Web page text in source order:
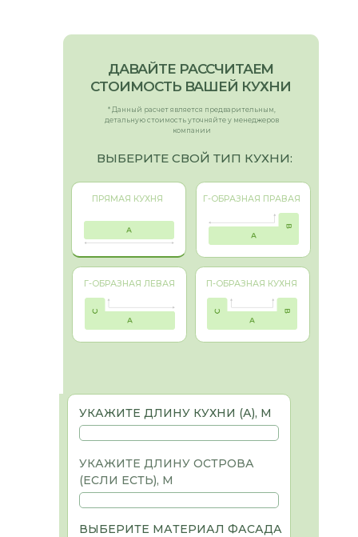
Г-ОБРАЗНАЯ ЛЕВАЯ
ВЫБЕРИТЕ СВОЙ ТИП КУХНИ:
П-ОБРАЗНАЯ КУХНЯ
* Данный расчет является предварительным,
детальную стоимость уточняйте у менеджеров
компании
УКАЖИТЕ ДЛИНУ ОСТРОВА
(ЕСЛИ ЕСТЬ), М
ВЫБЕРИТЕ МАТЕРИАЛ ФАСАДА
УКАЖИТЕ ДЛИНУ КУХНИ (А), М